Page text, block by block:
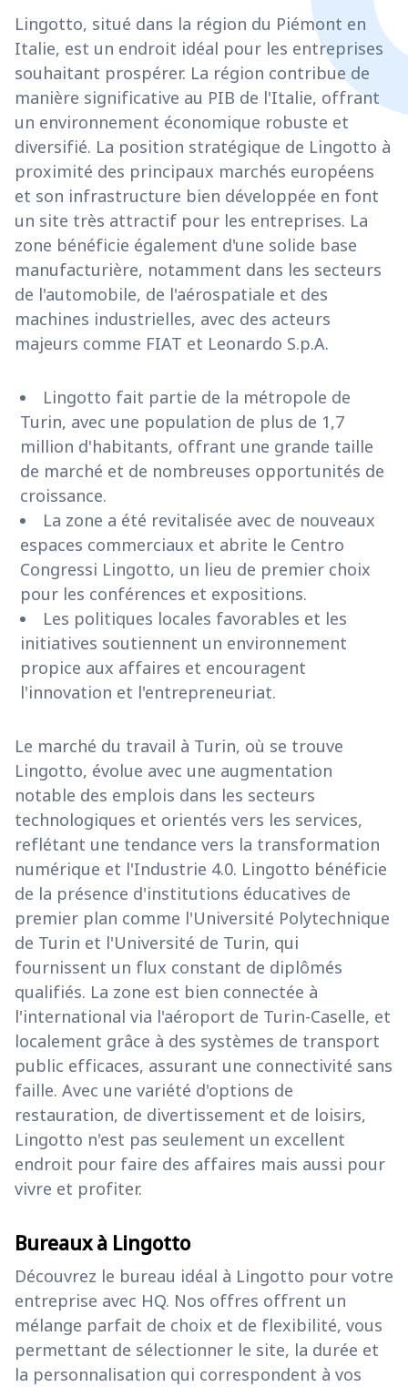
Lingotto, situé dans la région du Piémont en
Italie, est un endroit idéal pour les entreprises
souhaitant prospérer. La région contribue de
manière significative au PIB de l'Italie, offrant
un environnement économique robuste et
diversifié. La position stratégique de Lingotto à
proximité des principaux marchés européens
et son infrastructure bien développée en font
un site très attractif pour les entreprises. La
zone bénéficie également d'une solide base
manufacturière, notamment dans les secteurs
de l'automobile, de l'aérospatiale et des
machines industrielles, avec des acteurs
majeurs comme FIAT et Leonardo S.p.A.
Lingotto fait partie de la métropole de
Turin, avec une population de plus de 1,7
million d'habitants, offrant une grande taille
de marché et de nombreuses opportunités de
croissance.
La zone a été revitalisée avec de nouveaux
espaces commerciaux et abrite le Centro
Congressi Lingotto, un lieu de premier choix
pour les conférences et expositions.
Les politiques locales favorables et les
initiatives soutiennent un environnement
propice aux affaires et encouragent
l'innovation et l'entrepreneuriat.
Le marché du travail à Turin, où se trouve
Lingotto, évolue avec une augmentation
notable des emplois dans les secteurs
technologiques et orientés vers les services,
reflétant une tendance vers la transformation
numérique et l'Industrie 4.0. Lingotto bénéficie
de la présence d'institutions éducatives de
premier plan comme l'Université Polytechnique
de Turin et l'Université de Turin, qui
fournissent un flux constant de diplômés
qualifiés. La zone est bien connectée à
l'international via l'aéroport de Turin-Caselle, et
localement grâce à des systèmes de transport
public efficaces, assurant une connectivité sans
faille. Avec une variété d'options de
restauration, de divertissement et de loisirs,
Lingotto n'est pas seulement un excellent
endroit pour faire des affaires mais aussi pour
vivre et profiter.
Bureaux à Lingotto
Découvrez le bureau idéal à Lingotto pour votre
entreprise avec HQ. Nos offres offrent un
mélange parfait de choix et de flexibilité, vous
permettant de sélectionner le site, la durée et
la personnalisation qui correspondent à vos